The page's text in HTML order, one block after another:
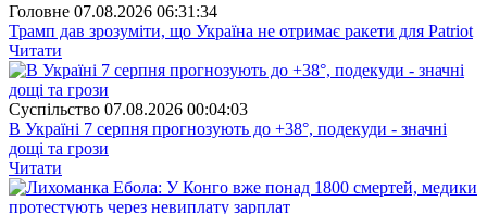
Головне 07.08.2026 06:31:34
Трамп дав зрозуміти, що Україна не отримає ракети для Patriot
Читати
Суспiльство 07.08.2026 00:04:03
В Україні 7 серпня прогнозують до +38°, подекуди - значні
дощі та грози
Читати